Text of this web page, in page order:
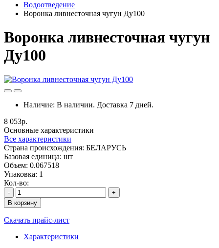
Водоотведение
Воронка ливнесточная чугун Ду100
Воронка ливнесточная чугун
Ду100
Наличие: В наличии. Доставка 7 дней.
8 053р.
Основные характеристики
Все характеристики
Cтрана происхождения: БЕЛАРУСЬ
Базовая единица: шт
Объем: 0.067518
Упаковка: 1
Кол-во:
-
+
В корзину
Скачать прайс-лист
Характеристики